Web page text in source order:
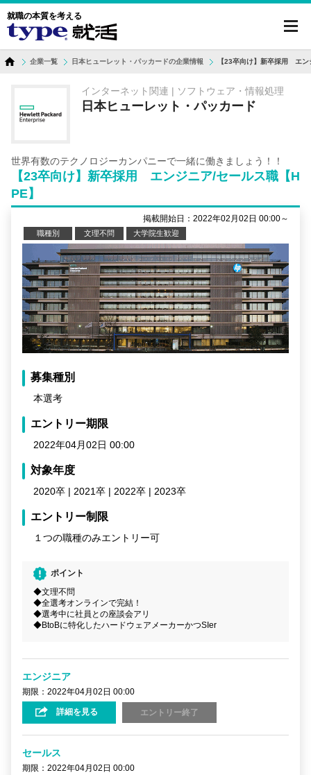
就職の本質を考える
企業一覧 日本ヒューレット・パッカードの企業情報 【23卒向け】新卒採用 エン
インターネット関連 | ソフトウェア・情報処理
日本ヒューレット・パッカード
世界有数のテクノロジーカンパニーで一緒に働きましょう！！
【23卒向け】新卒採用 エンジニア/セールス職【H
PE】
職種別 文理不問 大学院生歓迎
掲載開始日：2022年02月02日 00:00～
募集種別
本選考
エントリー期限
2022年04月02日 00:00
対象年度
2020卒 | 2021卒 | 2022卒 | 2023卒
エントリー制限
１つの職種のみエントリー可
ポイント
◆文理不問
◆全選考オンラインで完結！
◆選考中に社員との座談会アリ
◆BtoBに特化したハードウェアメーカーかつSIer
エンジニア
期限：2022年04月02日 00:00
詳細を見る エントリー終了
セールス
期限：2022年04月02日 00:00